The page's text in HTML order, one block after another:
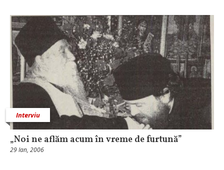
Interviu
„Noi ne aflăm acum în vreme de furtună”
29 Ian, 2006